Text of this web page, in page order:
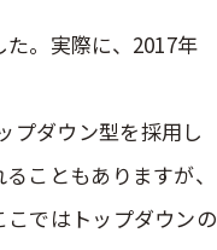
。実際に、2017年
ダウン型を採用し
こともありますが、
ではトップダウンの